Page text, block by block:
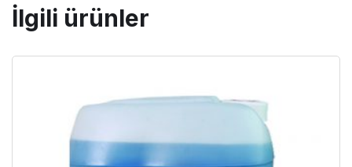
İlgili ürünler